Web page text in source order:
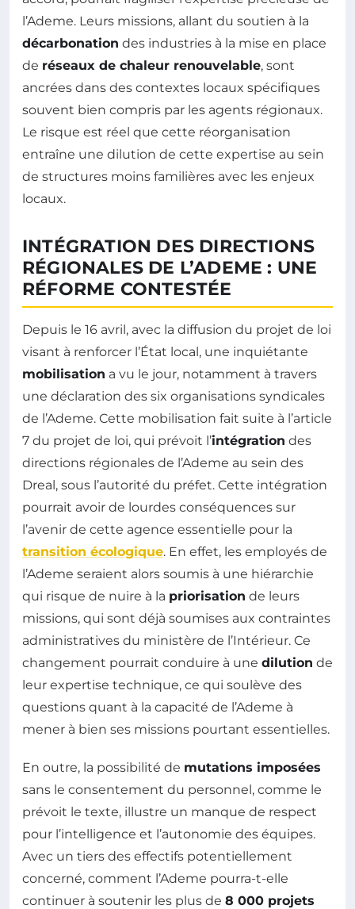
l’Ademe. Leurs missions, allant du soutien à la
décarbonation des industries à la mise en place
de réseaux de chaleur renouvelable, sont
ancrées dans des contextes locaux spécifiques
souvent bien compris par les agents régionaux.
Le risque est réel que cette réorganisation
entraîne une dilution de cette expertise au sein
de structures moins familières avec les enjeux
locaux.
INTÉGRATION DES DIRECTIONS
RÉGIONALES DE L’ADEME : UNE
RÉFORME CONTESTÉE
Depuis le 16 avril, avec la diffusion du projet de loi
visant à renforcer l’État local, une inquiétante
mobilisation a vu le jour, notamment à travers
une déclaration des six organisations syndicales
de l’Ademe. Cette mobilisation fait suite à l’article
7 du projet de loi, qui prévoit l’intégration des
directions régionales de l’Ademe au sein des
Dreal, sous l’autorité du préfet. Cette intégration
pourrait avoir de lourdes conséquences sur
l’avenir de cette agence essentielle pour la
transition écologique. En effet, les employés de
l’Ademe seraient alors soumis à une hiérarchie
qui risque de nuire à la priorisation de leurs
missions, qui sont déjà soumises aux contraintes
administratives du ministère de l’Intérieur. Ce
changement pourrait conduire à une dilution de
leur expertise technique, ce qui soulève des
questions quant à la capacité de l’Ademe à
mener à bien ses missions pourtant essentielles.
En outre, la possibilité de mutations imposées
sans le consentement du personnel, comme le
prévoit le texte, illustre un manque de respect
pour l’intelligence et l’autonomie des équipes.
Avec un tiers des effectifs potentiellement
concerné, comment l’Ademe pourra-t-elle
continuer à soutenir les plus de 8 000 projets